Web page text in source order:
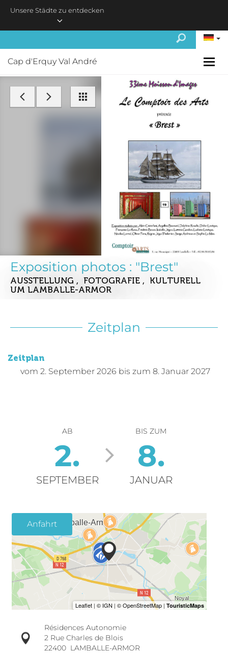
Unsere Städte zu entdecken
Cap d'Erquy Val André
Exposition photos : "Brest"
AUSSTELLUNG , FOTOGRAFIE , KULTURELL
UM LAMBALLE-ARMOR
Zeitplan
Zeitplan
vom 2. September 2026 bis zum 8. Januar 2027
AB
2.
SEPTEMBER
BIS ZUM
8.
JANUAR
Anfahrt
Résidences Autonomie
2 Rue Charles de Blois
22400 LAMBALLE-ARMOR